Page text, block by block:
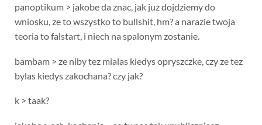
panoptikum > jakobe da znac, jak juz dojdziemy do
wniosku, ze to wszystko to bullshit, hm? a narazie twoja
teoria to falstart, i niech na spalonym zostanie.
bambam > ze niby tez mialas kiedys opryszczke, czy ze tez
bylas kiedys zakochana? czy jak?
k > taak?